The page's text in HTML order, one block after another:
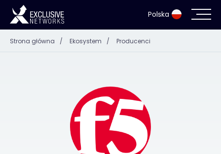
Polska
Strona główna / Ekosystem / Producenci